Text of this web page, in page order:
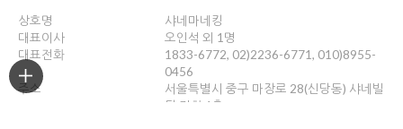
상호명
샤네마네킹
대표이사
오인석 외 1명
대표전화
1833-6772, 02)2236-6771, 010)8955-
0456
주소
서울특별시 중구 마장로 28(신당동) 샤네빌
딩 지하 1층